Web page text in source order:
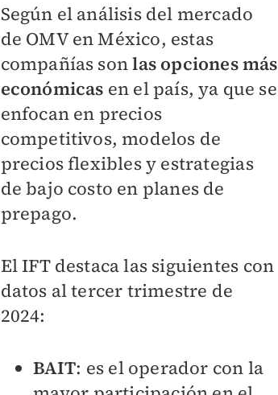
Según el análisis del mercado
de OMV en México, estas
compañías sonlas opciones más
económicas en el país, ya que se
enfocan en precios
competitivos, modelos de
precios flexibles y estrategias
de bajo costo en planes de
prepago.
El IFT destaca las siguientes con
datos al tercer trimestre de
2024:
BAIT: es el operador con la